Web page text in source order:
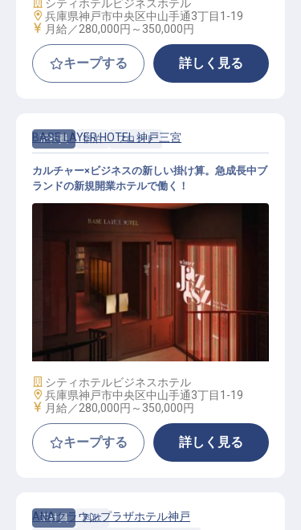
シティホテルビジネスホテル
勤務地
兵庫県神戸市中央区中山手通3丁目1-19
給与
月給／280,000円～ 350,000円
キープする 詳しく見る
正社員 宿泊 フロント
フロント│月給28万円～／2026年11
月開業予定／実質年休112日
BASE LAYER HOTEL 神戸三宮
カルチャー×ビジネスの新しい掛け算。急成長中ブ
ランドの新規開業ホテルで働く！
施設業態
シティホテルビジネスホテル
勤務地
兵庫県神戸市中央区中山手通3丁目1-19
給与
月給／280,000円～ 350,000円
キープする 詳しく見る
正社員
料飲
ANAクラウンプラザホテル神戸